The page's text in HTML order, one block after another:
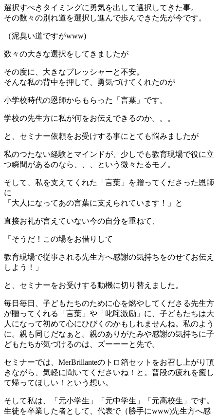
選択すべきタイミングに勇気を出して選択してきた事。
その数々の別れ道を選択し進んで歩んできた先が今です。
（泥臭い道ですがwww)
数々の大きな選択をしてきましたが
その度に、大きなプレッシャーと不安。
そんな私の背中を押して、勇気づけてくれたのが
小学校時代の恩師からもらった「言葉」です。
学校の先生方に私が何をお伝えできるのか。。。
と、セミナー依頼をお受けする事にとても悩みましたが
私のつたない経験とマインドが、少しでも教育現場で役に立
つ瞬間があるのなら、、、という微々たるモノ。
そして、私を支えてくれた「言葉」を贈ってくださった恩師
に
「大人になってあの言葉に支えられています！」と
直接お礼が言えていない今の自分を重ねて、
「そうだ！この場をお借りして
教育現場で従事される先生方へ感謝の気持ちをのせてお伝え
しよう！」
と、セミナーをお受けする動機に切り替えました。
毎日毎日、子どもたちのために心を燃やしてくださる先生方
が贈ってくれる「言葉」や「叱咤激励」に、子どもたちは大
人になって初めて心にひびくのかもしれませんね。私のよう
に。親も同じだなぁと。親のありがたみや感謝の気持ちに子
どもたちが気づけるのは、ズーーーと先で。
セミナーでは、MerBrillanteのトロ箱セットをお召し上がり頂
きながら、気軽に聞いてくださいね！と。普段の疲れを癒し
て帰ってほしい！という想い。
そして私は、「元小学生」「元中学生」「元高校生」です。
生徒を卒業した者として、代表で（勝手にwww)先生方へ感